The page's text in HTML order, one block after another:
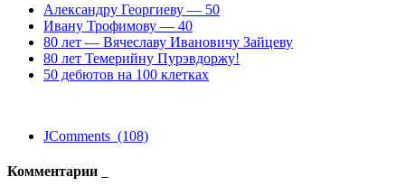
Александру Георгиеву — 50
Ивану Трофимову — 40
80 лет — Вячеславу Ивановичу Зайцеву
80 лет Темерийну Пурэвдоржу!
50 дебютов на 100 клетках
JComments (108)
Комментарии